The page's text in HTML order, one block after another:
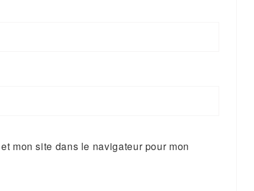
mon site dans le navigateur pour mon